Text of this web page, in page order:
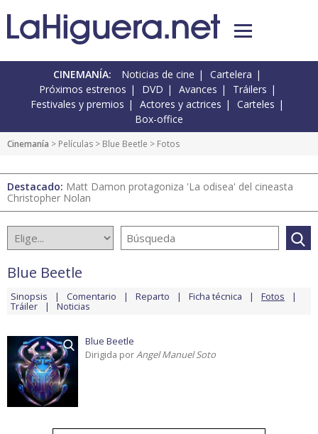
CINEMANÍA: Noticias de cine
Cartelera
Próximos estrenos
DVD Avances
Tráilers
Festivales y premios
Actores y actrices
Carteles
Box-office
Cinemanía > Películas > Blue Beetle > Fotos
Destacado: Matt Damon protagoniza 'La odisea' del cineasta
Christopher Nolan
Blue Beetle
Sinopsis Comentario Reparto Ficha técnica Fotos
Tráiler Noticias
Blue Beetle
Dirigida porAngel Manuel Soto